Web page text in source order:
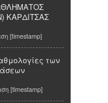
ΚΑΡΔΙΤΣΑΣ
[timestamp]
των
[timestamp]